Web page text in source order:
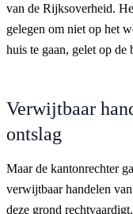
van de Rijksoverheid.
gelegen om niet op het
huis te gaan, gelet op
Verwijtbaar
ontslag
Maar de kantonrechter
verwijtbaar handelen
deze grond